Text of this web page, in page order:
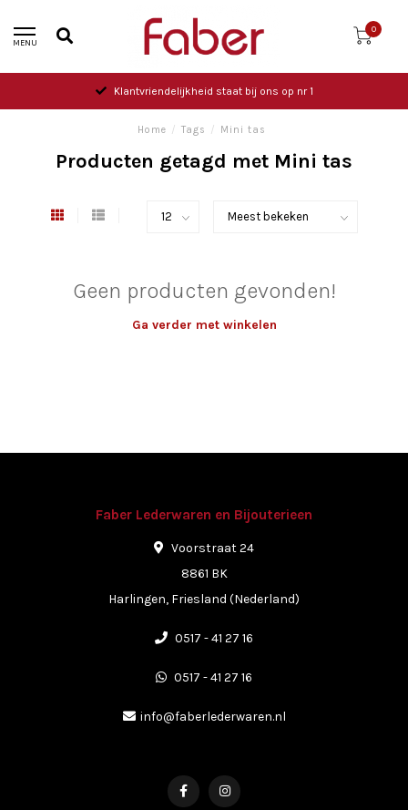
MENU
0
Klantvriendelijkheid staat bij ons op nr 1
Home / Tags / Mini tas
Producten getagd met Mini tas
Geen producten gevonden!
Ga verder met winkelen
Faber Lederwaren en Bijouterieen
Voorstraat 24
8861 BK
Harlingen, Friesland (Nederland)
0517 - 41 27 16
0517 - 41 27 16
info@faberlederwaren.nl